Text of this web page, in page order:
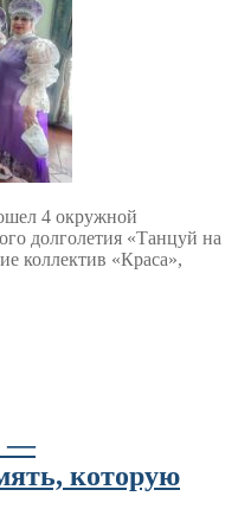
4 окружной
долголетия «Танцуй на
коллектив «Краса»,
—
которую